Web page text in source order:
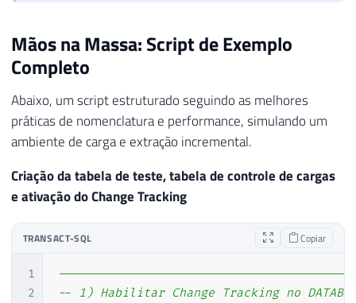
Mãos na Massa: Script de Exemplo
Completo
Abaixo, um script estruturado seguindo as melhores
práticas de nomenclatura e performance, simulando um
ambiente de carga e extração incremental.
Criação da tabela de teste, tabela de controle de cargas
e ativação do Change Tracking
TRANSACT-SQL Copiar
1
2
-- 1) Habilitar Change Tracking no